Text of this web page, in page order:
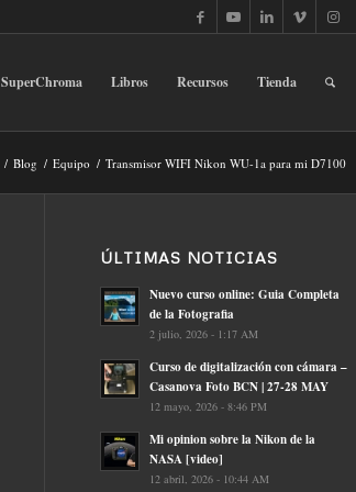
SuperChroma Libros Recursos Tienda
/ Blog / Equipo / Transmisor WIFI Nikon WU-1a para mi D7100
ÚLTIMAS NOTICIAS
Nuevo curso online: Guia Completa
de la Fotografia
2 julio, 2026 - 1:17 AM
Curso de digitalización con cámara –
Casanova Foto BCN | 27-28 MAY
12 mayo, 2026 - 8:46 PM
Mi opinion sobre la Nikon de la
NASA [video]
12 abril, 2026 - 10:44 AM